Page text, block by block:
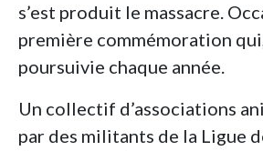
s’est produit le massacre.
première commémoration
poursuivie chaque année.
Un collectif d’associations
par des militants de la Ligue